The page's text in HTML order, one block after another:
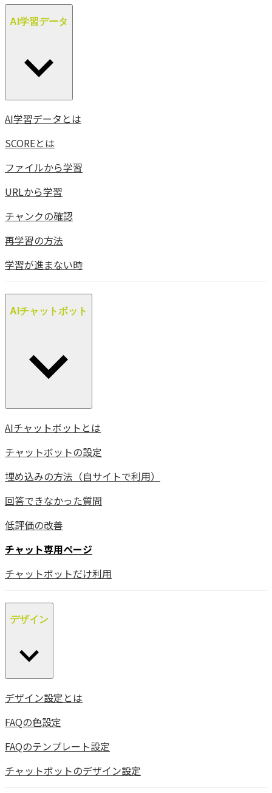
AI学習データ
AI学習データとは
SCOREとは
ファイルから学習
URLから学習
チャンクの確認
再学習の方法
学習が進まない時
AIチャットボット
AIチャットボットとは
チャットボットの設定
埋め込みの方法（自サイトで利用）
回答できなかった質問
低評価の改善
チャット専用ページ
チャットボットだけ利用
デザイン
デザイン設定とは
FAQの色設定
FAQのテンプレート設定
チャットボットのデザイン設定